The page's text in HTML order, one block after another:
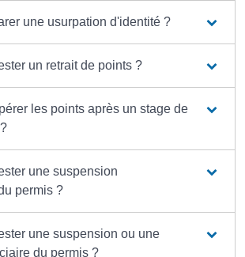
une usurpation d'identité ?
un retrait de points ?
les points après un stage de
une suspension
permis ?
une suspension ou une
du permis ?